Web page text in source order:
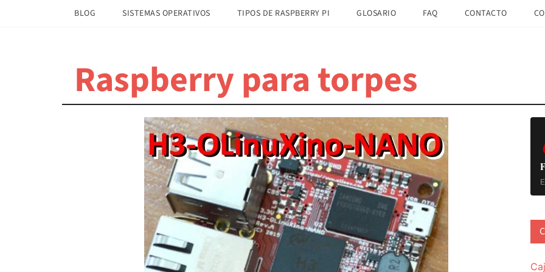
BLOG SISTEMAS OPERATIVOS TIPOS DE RASPBERRY PI GLOSARIO FAQ CONTACTO
Raspberry para torpes